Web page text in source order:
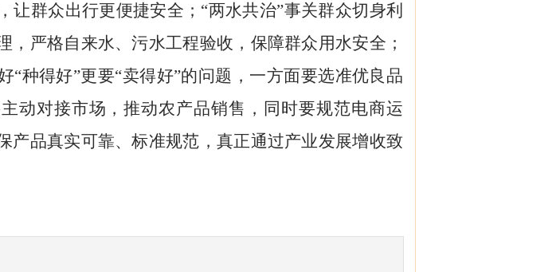
让群众出行更便捷安全；“两水共治”事关群众切身利
，严格自来水、污水工程验收，保障群众用水安全；
“种得好”更要“卖得好”的问题，一方面要选准优良品
动对接市场，推动农产品销售，同时要规范电商运
产品真实可靠、标准规范，真正通过产业发展增收致